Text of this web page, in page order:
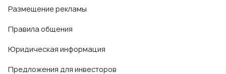
Размещение рекламы
Правила общения
Юридическая информация
Предложения для инвесторов